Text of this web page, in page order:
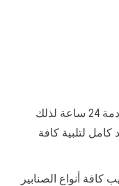
نوفر خدمة فني صحى الزهراء بالكويت خدمة 24 ساعة لذلك
لتلبية كافة
أنواع الصنابير